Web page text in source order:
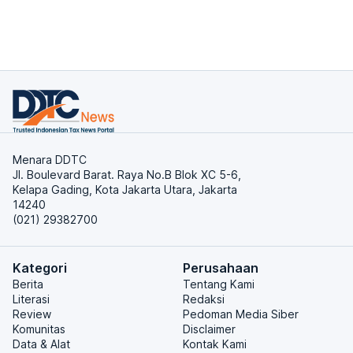
Menara DDTC
Jl. Boulevard Barat. Raya No.B Blok XC 5-6,
Kelapa Gading, Kota Jakarta Utara, Jakarta
14240
(021) 29382700
Kategori
Berita
Literasi
Review
Komunitas
Data & Alat
Perusahaan
Tentang Kami
Redaksi
Pedoman Media Siber
Disclaimer
Kontak Kami